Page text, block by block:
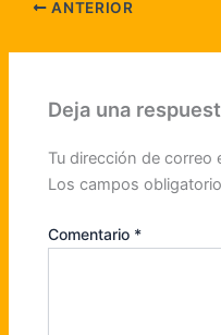
ANTERIOR
Deja una
Tu dirección de correo
Los campos
Comentario *